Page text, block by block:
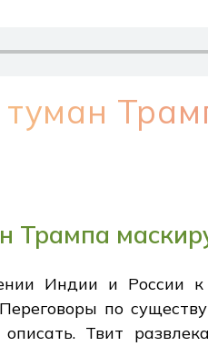
Трампа
Индии и России к
по
Твит